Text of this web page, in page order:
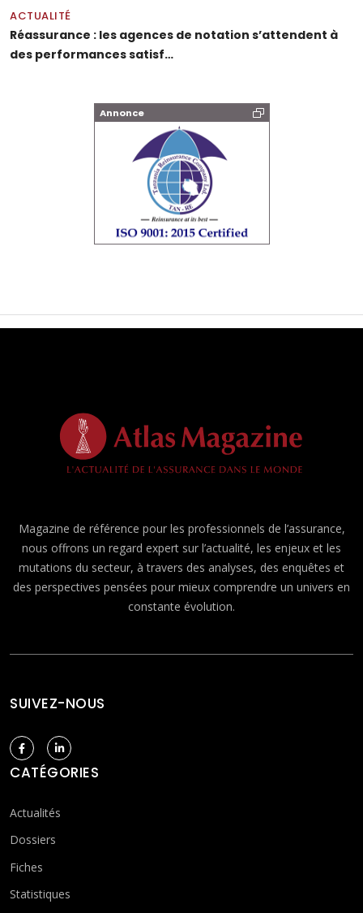
ACTUALITÉ
Réassurance : les agences de notation s’attendent à
des performances satisf…
Annonce
Magazine de référence pour les professionnels de l’assurance,
nous offrons un regard expert sur l’actualité, les enjeux et les
mutations du secteur, à travers des analyses, des enquêtes et
des perspectives pensées pour mieux comprendre un univers en
constante évolution.
SUIVEZ-NOUS
CATÉGORIES
Actualités
Dossiers
Fiches
Statistiques